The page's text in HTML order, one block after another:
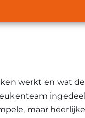
werkt en wat
maar